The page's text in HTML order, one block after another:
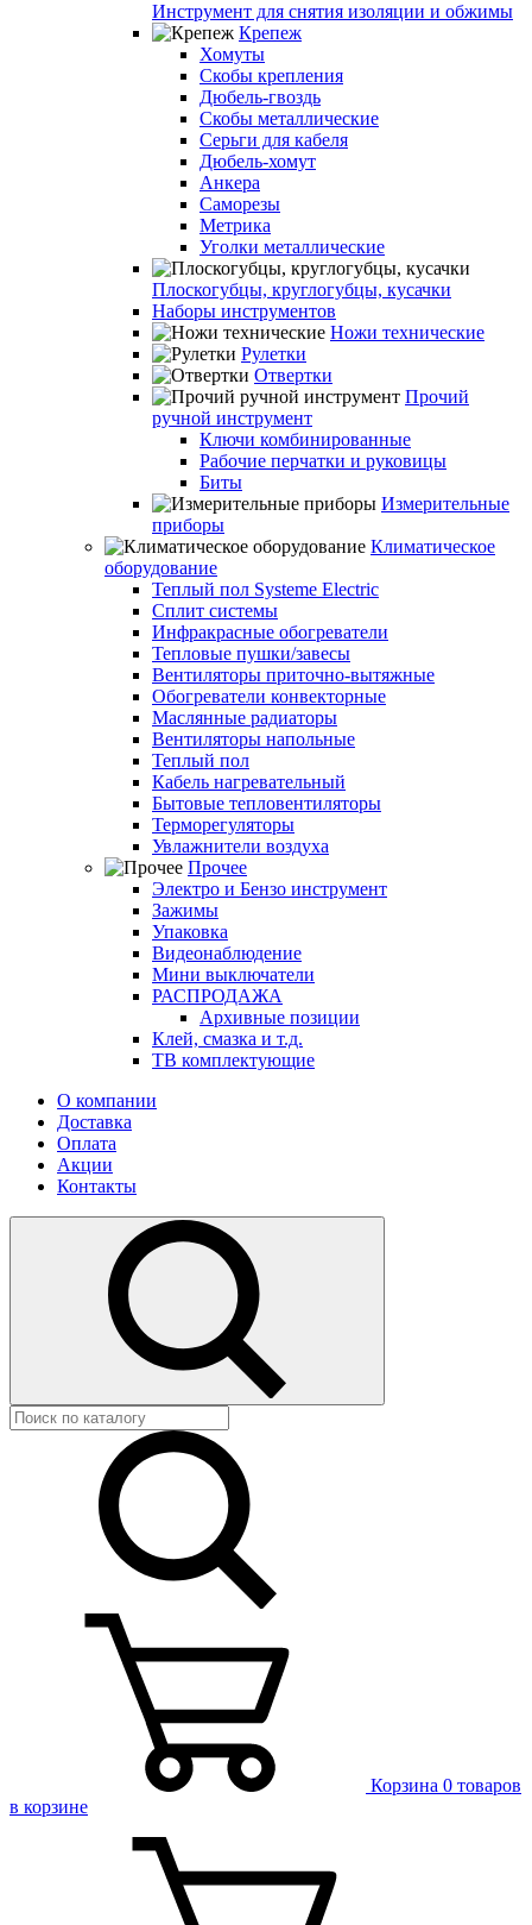
Инструмент для снятия изоляции и обжимы
Крепеж
Хомуты
Скобы крепления
Дюбель-гвоздь
Скобы металлические
Серьги для кабеля
Дюбель-хомут
Анкера
Саморезы
Метрика
Уголки металлические
Плоскогубцы, круглогубцы, кусачки
Наборы инструментов
Ножи технические
Рулетки
Отвертки
Прочий
ручной инструмент
Ключи комбинированные
Рабочие перчатки и руковицы
Биты
Измерительные
приборы
Климатическое
оборудование
Теплый пол Systeme Electric
Сплит системы
Инфракрасные обогреватели
Тепловые пушки/завесы
Вентиляторы приточно-вытяжные
Обогреватели конвекторные
Маслянные радиаторы
Вентиляторы напольные
Теплый пол
Кабель нагревательный
Бытовые тепловентиляторы
Терморегуляторы
Увлажнители воздуха
Прочее
Электро и Бензо инструмент
Зажимы
Упаковка
Видеонаблюдение
Мини выключатели
РАСПРОДАЖА
Архивные позиции
Клей, смазка и т.д.
ТВ комплектующие
О компании
Доставка
Оплата
Акции
Контакты
Корзина 0 товаров
в корзине